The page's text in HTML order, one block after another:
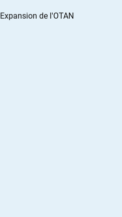
Expansion de l'OTAN